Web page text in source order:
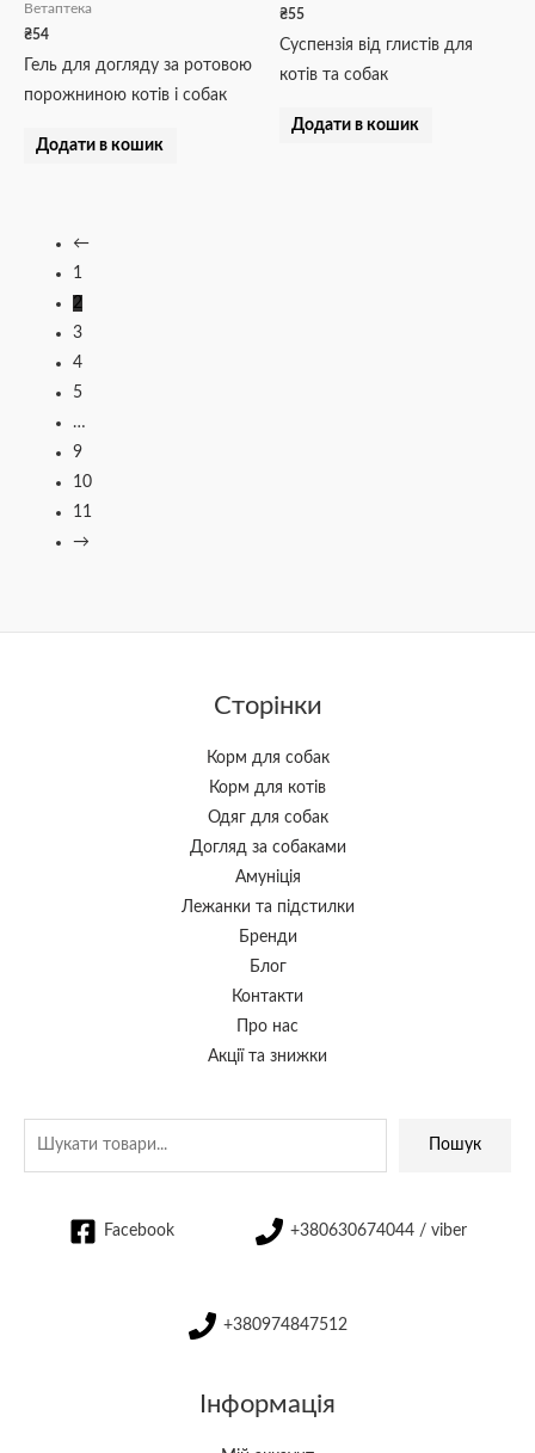
Ветаптека
₴54
Гель для догляду за ротовою
порожниною котів і собак
Додати в кошик
₴55
Суспензія від глистів для
котів та собак
Додати в кошик
←
1
2
3
4
5
…
9
10
11
→
Сторінки
Корм для собак
Корм для котів
Одяг для собак
Догляд за собаками
Амуніція
Лежанки та підстилки
Бренди
Блог
Контакти
Про нас
Акції та знижки
Пошук
Facebook +380630674044 / viber
+380974847512
Інформація